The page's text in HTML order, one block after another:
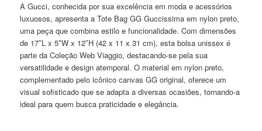
A Gucci, conhecida por sua excelência em moda e acessórios
luxuosos, apresenta a Tote Bag GG Guccissima em nylon preto,
uma peça que combina estilo e funcionalidade. Com dimensões
de 17″L x 5″W x 12″H (42 x 11 x 31 cm), esta bolsa unissex é
parte da Coleção Web Viaggio, destacando-se pela sua
versatilidade e design atemporal. O material em nylon preto,
complementado pelo icônico canvas GG original, oferece um
visual sofisticado que se adapta a diversas ocasiões, tornando-a
ideal para quem busca praticidade e elegância.